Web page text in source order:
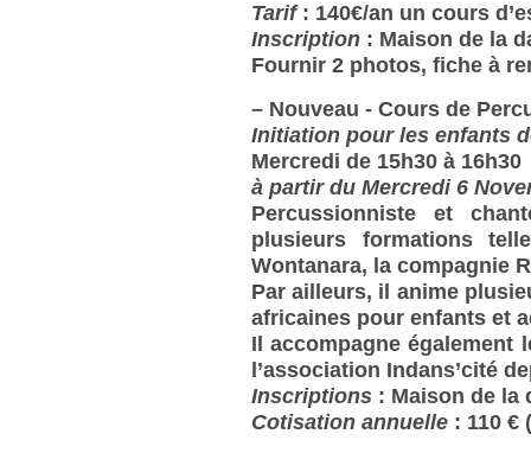
Tarif: 140€/an un cours
Inscription : Maison de la
Fournir 2 photos, fiche à
– Nouveau - Cours de
Initiation pour les enfants
Mercredi de 15h30 à 16h30
à partir du Mercredi 6
Percussionniste et
plusieurs formations
Wontanara, la compagnie
Par ailleurs, il anime
africaines pour enfants et
Il accompagne également
l’association Indans’cité
Inscriptions : Maison de la
Cotisation annuelle : 110 €